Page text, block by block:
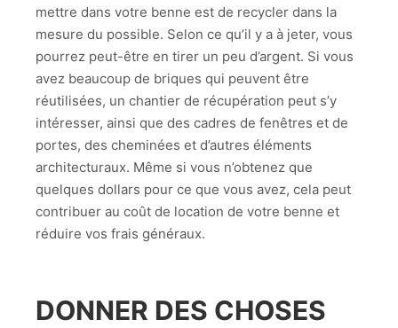
mettre dans votre benne est de recycler dans la
mesure du possible. Selon ce qu’il y a à jeter, vous
pourrez peut-être en tirer un peu d’argent. Si vous
avez beaucoup de briques qui peuvent être
réutilisées, un chantier de récupération peut s’y
intéresser, ainsi que des cadres de fenêtres et de
portes, des cheminées et d’autres éléments
architecturaux. Même si vous n’obtenez que
quelques dollars pour ce que vous avez, cela peut
contribuer au coût de location de votre benne et
réduire vos frais généraux.
DONNER DES CHOSES